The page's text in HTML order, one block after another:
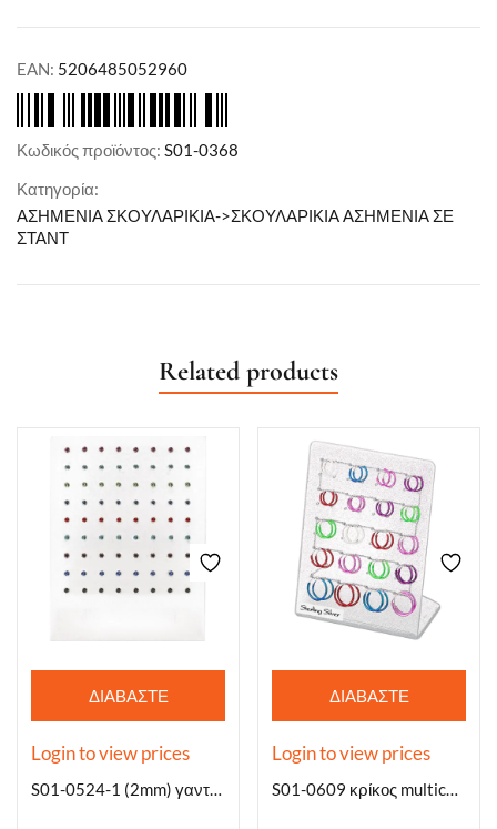
EAN: 5206485052960
Κωδικός προϊόντος: S01-0368
Κατηγορία:
ΑΣΗΜΕΝΙΑ ΣΚΟΥΛΑΡΙΚΙΑ->ΣΚΟΥΛΑΡΙΚΙA ΑΣΗΜΕΝΙΑ ΣΕ
ΣΤΑΝΤ
Related products
ΔΙΑΒΆΣΤΕ
ΠΕΡΙΣΣΌΤΕΡΑ
Login to view prices
S01-0524-1 (2mm) γαντζάκια
ΔΙΑΒΆΣΤΕ
ΠΕΡΙΣΣΌΤΕΡΑ
Login to view prices
S01-0609 κρίκος multicolor 1.2m x (10.12.14)mm